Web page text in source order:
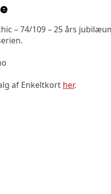
– 74/109 – 25 års
af Enkeltkort her.